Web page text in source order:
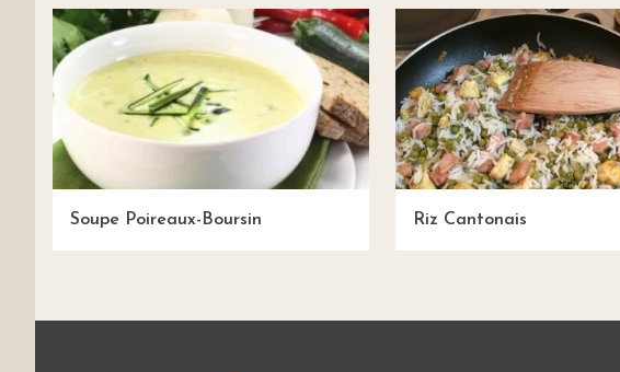
Soupe Poireaux-Boursin Riz Cantonais